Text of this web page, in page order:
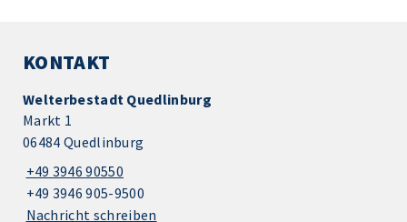
KONTAKT
Welterbestadt Quedlinburg
Markt 1
06484 Quedlinburg
+49 3946 90550
+49 3946 905-9500
Nachricht schreiben